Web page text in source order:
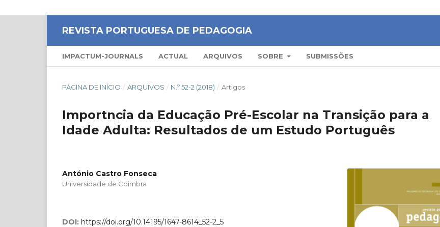
REVISTA PORTUGUESA DE PEDAGOGIA
IMPACTUM-JOURNALS ACTUAL ARQUIVOS SOBRE SUBMISSÕES
PÁGINA DE INÍCIO / ARQUIVOS / N.º 52-2 (2018) / Artigos
Importncia da Educação Pré-Escolar na Transição para a
Idade Adulta: Resultados de um Estudo Português
António Castro Fonseca
Universidade de Coimbra
DOI: https://doi.org/10.14195/1647-8614_52-2_5